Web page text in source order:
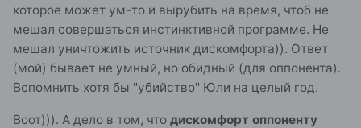
которое может ум-то и вырубить на время, чтоб не
мешал совершаться инстинктивной программе. Не
мешал уничтожить источник дискомфорта)). Ответ
(мой) бывает не умный, но обидный (для оппонента).
Вспомнить хотя бы "убийство" Юли на целый год.
Воот))). А дело в том, что дискомфорт оппоненту